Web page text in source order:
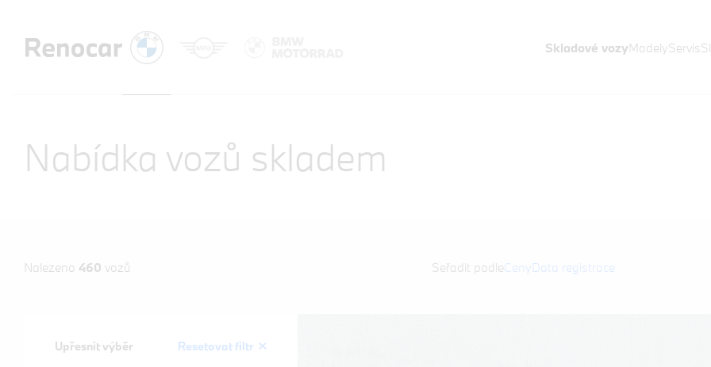
Skladové vozyModelyServis
Nabídka vozů skladem
Nalezeno 460 vozů Seřadit podleCenyData registrace
Upřesnit výběr Resetovat filtr